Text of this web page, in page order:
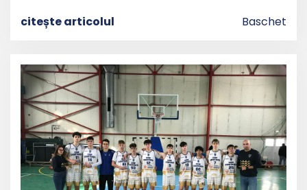
citește articolul
Baschet